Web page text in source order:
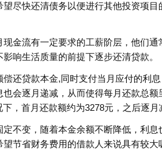
尽快还清债务以便进行其他投资项
金流有一定要求的工薪阶层，他们
响生活质量的前提下逐步还清贷款。
还贷款本金,同时支付当月应付的利
会逐月递减，从而使得每月还款总
，首月还款额约为3278元，之后逐月
不变，随着本金余额不断降低，利
节省财务费用的借款人来说具有较大